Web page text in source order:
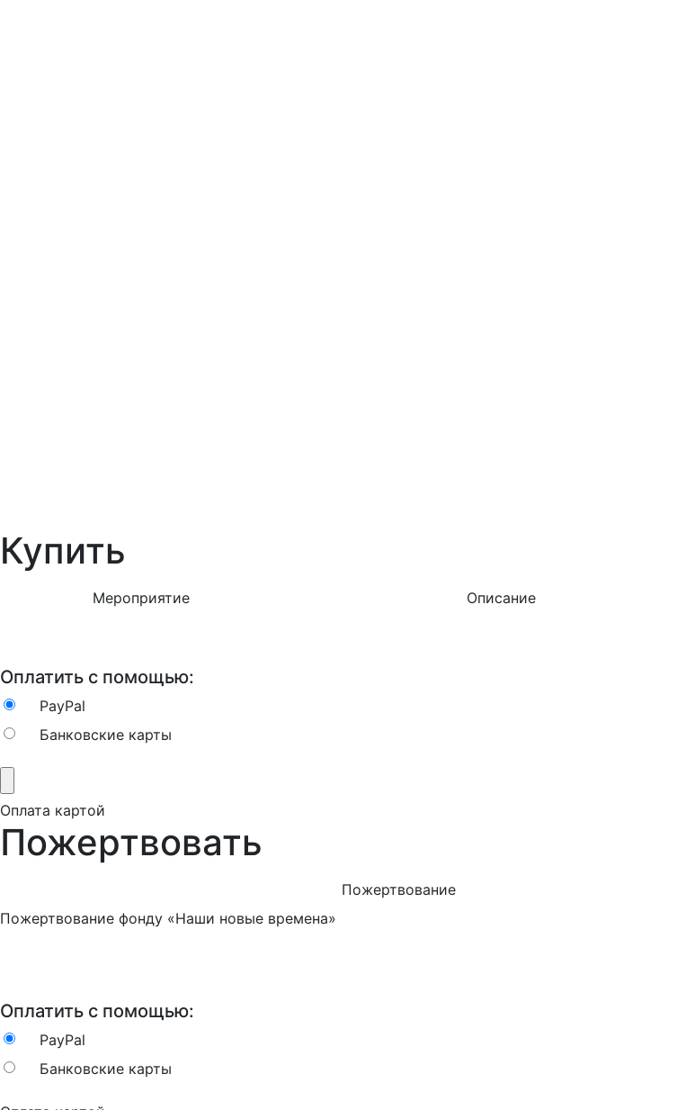
Купить
Мероприятие Описание
Оплатить с помощью:
PayPal
Банковские карты
Оплата картой
Пожертвовать
Пожертвование
Пожертвование фонду «Наши новые времена»
Оплатить с помощью:
PayPal
Банковские карты